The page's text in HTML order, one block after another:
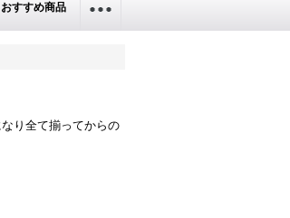
おすすめ商品
り全て揃ってからの